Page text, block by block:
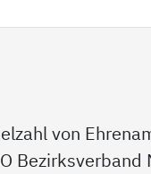
von
Bezirksverband